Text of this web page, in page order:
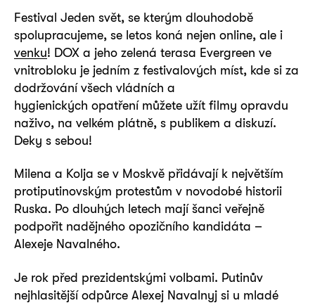
Festival Jeden svět, se kterým dlouhodobě
spolupracujeme, se letos koná nejen online, ale i
venku! DOX a jeho zelená terasa Evergreen ve
vnitrobloku je jedním z festivalových míst, kde si za
dodržování všech vládních a
hygienických opatření můžete užít filmy opravdu
naživo, na velkém plátně, s publikem a diskuzí.
Deky s sebou!
Milena a Kolja se v Moskvě přidávají k největším
protiputinovským protestům v novodobé historii
Ruska. Po dlouhých letech mají šanci veřejně
podpořit nadějného opozičního kandidáta –
Alexeje Navalného.
Je rok před prezidentskými volbami. Putinův
nejhlasitější odpůrce Alexej Navalnyj si u mladé